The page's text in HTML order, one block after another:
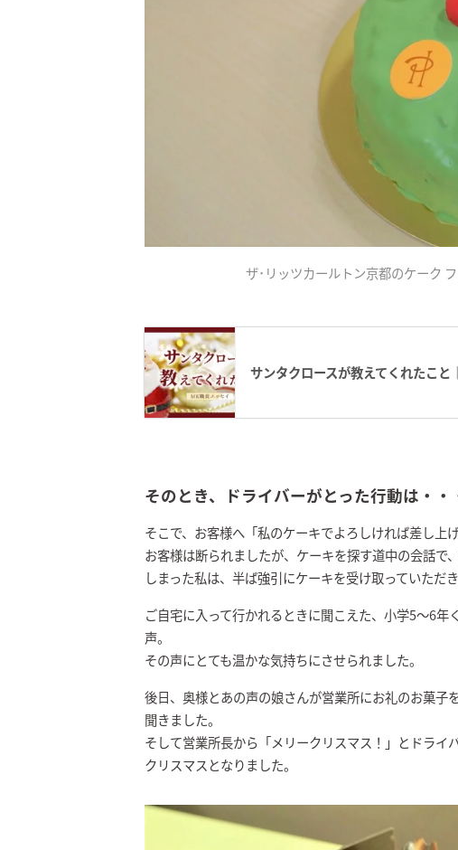
ザ･リッツカールトン京都のケーク
サンタクロースが教えてくれたこと
そのとき、ドライバーがとった行動は・・
そこで、お客様へ「私のケーキでよろしければ差し上
お客様は断られましたが、ケーキを探す道中の会話で
しまった私は、半ば強引にケーキを受け取っていただき
ご自宅に入って行かれるときに聞こえた、小学5～6
声。
その声にとても温かな気持ちにさせられました。
後日、奥様とあの声の娘さんが営業所にお礼のお菓子
聞きました。
そして営業所長から「メリークリスマス！」とドラ
クリスマスとなりました。